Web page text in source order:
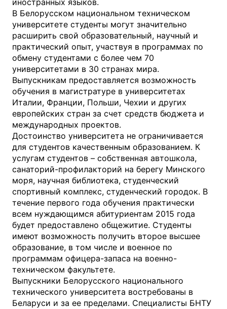
В Белорусском национальном техническом
университете студенты могут значительно
расширить свой образовательный, научный и
практический опыт, участвуя в программах по
обмену студентами с более чем 70
университетами в 30 странах мира.
Выпускникам предоставляется возможность
обучения в магистратуре в университетах
Италии, Франции, Польши, Чехии и других
европейских стран за счет средств бюджета и
международных проектов.
Достоинство университета не ограничивается
для студентов качественным образованием. К
услугам студентов – собственная автошкола,
санаторий-профилакторий на берегу Минского
моря, научная библиотека, студенческий
спортивный комплекс, студенческий городок. В
течение первого года обучения практически
всем нуждающимся абитуриентам 2015 года
будет предоставлено общежитие. Студенты
имеют возможность получить второе высшее
образование, в том числе и военное по
программам офицера-запаса на военно-
техническом факультете.
Выпускники Белорусского национального
технического университета востребованы в
Беларуси и за ее пределами. Специалисты БНТУ